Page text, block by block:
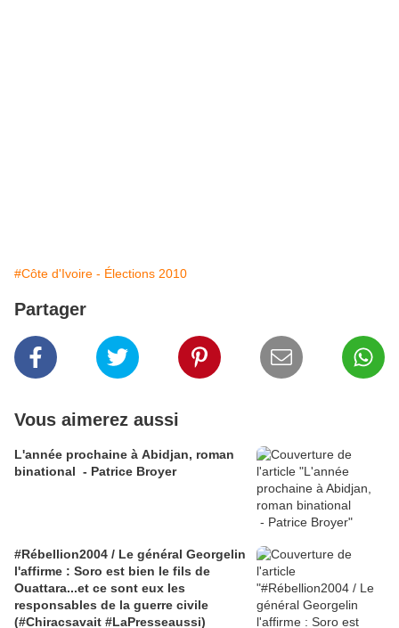
#Côte d'Ivoire - Élections 2010
Partager
Vous aimerez aussi
L'année prochaine à Abidjan, roman
binational - Patrice Broyer
#Rébellion2004 / Le général Georgelin
l'affirme : Soro est bien le fils de
Ouattara...et ce sont eux les
responsables de la guerre civile
(#Chiracsavait #LaPresseaussi)